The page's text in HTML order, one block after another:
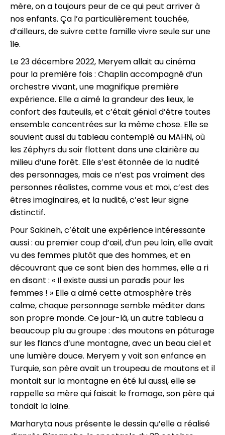
mère, on a toujours peur de ce qui peut arriver à
nos enfants. Ça l’a particulièrement touchée,
d’ailleurs, de suivre cette famille vivre seule sur une
île.
Le 23 décembre 2022, Meryem allait au cinéma
pour la première fois : Chaplin accompagné d’un
orchestre vivant, une magnifique première
expérience. Elle a aimé la grandeur des lieux, le
confort des fauteuils, et c’était génial d’être toutes
ensemble concentrées sur la même chose. Elle se
souvient aussi du tableau contemplé au MAHN, où
les Zéphyrs du soir flottent dans une clairière au
milieu d’une forêt. Elle s’est étonnée de la nudité
des personnages, mais ce n’est pas vraiment des
personnes réalistes, comme vous et moi, c’est des
êtres imaginaires, et la nudité, c’est leur signe
distinctif.
Pour Sakineh, c’était une expérience intéressante
aussi : au premier coup d’œil, d’un peu loin, elle avait
vu des femmes plutôt que des hommes, et en
découvrant que ce sont bien des hommes, elle a ri
en disant : « Il existe aussi un paradis pour les
femmes ! » Elle a aimé cette atmosphère très
calme, chaque personnage semble méditer dans
son propre monde. Ce jour-là, un autre tableau a
beaucoup plu au groupe : des moutons en pâturage
sur les flancs d’une montagne, avec un beau ciel et
une lumière douce. Meryem y voit son enfance en
Turquie, son père avait un troupeau de moutons et il
montait sur la montagne en été lui aussi, elle se
rappelle sa mère qui faisait le fromage, son père qui
tondait la laine.
Marharyta nous présente le dessin qu’elle a réalisé